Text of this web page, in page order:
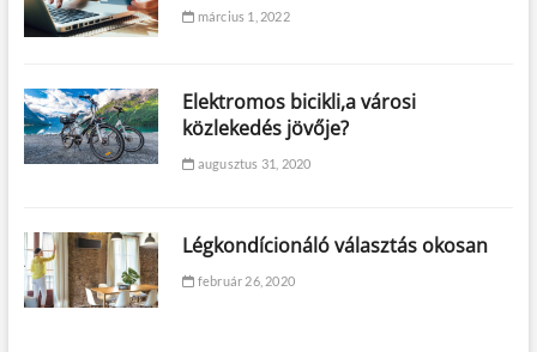
március 1, 2022
Elektromos bicikli,a városi
közlekedés jövője?
augusztus 31, 2020
Légkondícionáló választás okosan
február 26, 2020